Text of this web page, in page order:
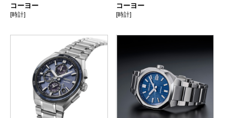
コーヨー
[時計]
コーヨー
[時計]